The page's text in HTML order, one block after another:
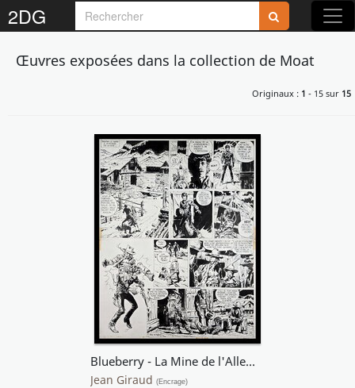
2DG
Œuvres exposées dans la collection de Moat
Originaux : 1 - 15 sur 15
Blueberry - La Mine de l'Allemand Perdu
Jean Giraud (Encrage)